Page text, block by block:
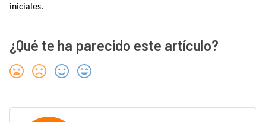
iniciales.
¿Qué te ha parecido este artículo?